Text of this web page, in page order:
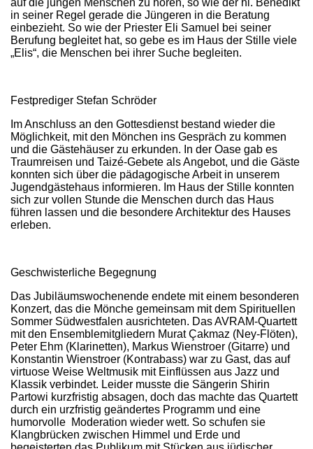
auf die jungen Menschen zu hören, so wie der hl. Benedikt
in seiner Regel gerade die Jüngeren in die Beratung
einbezieht. So wie der Priester Eli Samuel bei seiner
Berufung begleitet hat, so gebe es im Haus der Stille viele
„Elis“, die Menschen bei ihrer Suche begleiten.
Festprediger Stefan Schröder
Im Anschluss an den Gottesdienst bestand wieder die
Möglichkeit, mit den Mönchen ins Gespräch zu kommen
und die Gästehäuser zu erkunden. In der Oase gab es
Traumreisen und Taizé-Gebete als Angebot, und die Gäste
konnten sich über die pädagogische Arbeit in unserem
Jugendgästehaus informieren. Im Haus der Stille konnten
sich zur vollen Stunde die Menschen durch das Haus
führen lassen und die besondere Architektur des Hauses
erleben.
Geschwisterliche Begegnung
Das Jubiläumswochenende endete mit einem besonderen
Konzert, das die Mönche gemeinsam mit dem Spirituellen
Sommer Südwestfalen ausrichteten. Das AVRAM-Quartett
mit den Ensemblemitgliedern Murat Çakmaz (Ney-Flöten),
Peter Ehm (Klarinetten), Markus Wienstroer (Gitarre) und
Konstantin Wienstroer (Kontrabass) war zu Gast, das auf
virtuose Weise Weltmusik mit Einflüssen aus Jazz und
Klassik verbindet. Leider musste die Sängerin Shirin
Partowi kurzfristig absagen, doch das machte das Quartett
durch ein urzfristig geändertes Programm und eine
humorvolle Moderation wieder wett. So schufen sie
Klangbrücken zwischen Himmel und Erde und